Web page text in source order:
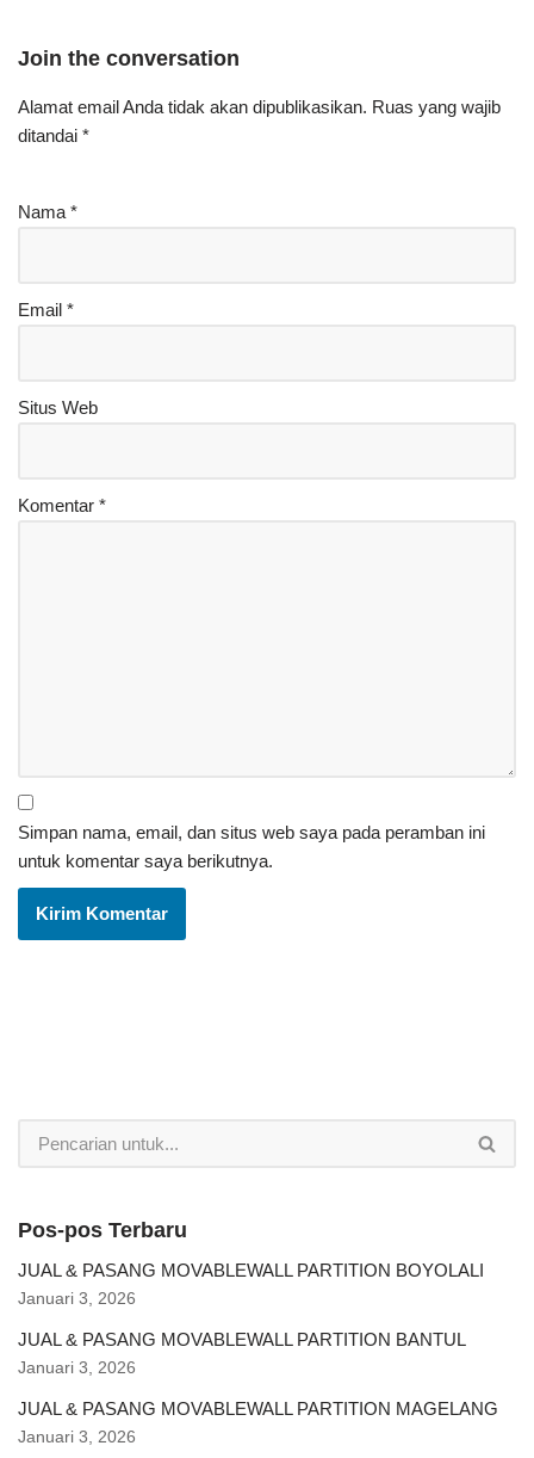
Join the conversation
Alamat email Anda tidak akan dipublikasikan. Ruas yang wajib
ditandai *
Nama *
Email *
Situs Web
Komentar *
Simpan nama, email, dan situs web saya pada peramban ini
untuk komentar saya berikutnya.
Pos-pos Terbaru
JUAL & PASANG MOVABLEWALL PARTITION BOYOLALI
Januari 3, 2026
JUAL & PASANG MOVABLEWALL PARTITION BANTUL
Januari 3, 2026
JUAL & PASANG MOVABLEWALL PARTITION MAGELANG
Januari 3, 2026